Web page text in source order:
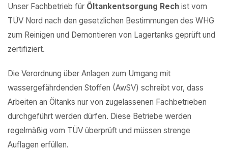
Unser Fachbetrieb für Öltankentsorgung Rech ist vom
TÜV Nord nach den gesetzlichen Bestimmungen des WHG
zum Reinigen und Demontieren von Lagertanks geprüft und
zertifiziert.
Die Verordnung über Anlagen zum Umgang mit
wassergefährdenden Stoffen (AwSV) schreibt vor, dass
Arbeiten an Öltanks nur von zugelassenen Fachbetrieben
durchgeführt werden dürfen. Diese Betriebe werden
regelmäßig vom TÜV überprüft und müssen strenge
Auflagen erfüllen.